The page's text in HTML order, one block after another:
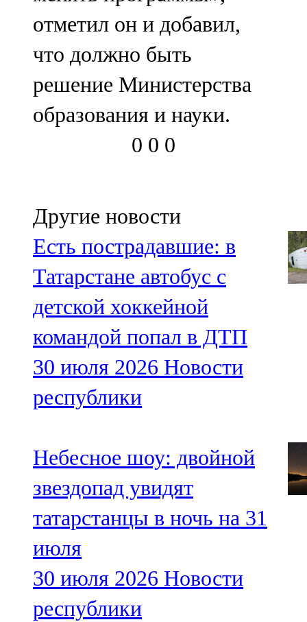
отметил он и добавил,
что должно быть
решение Министерства
образования и науки.
0 0 0
Другие новости
Есть пострадавшие: в
Татарстане автобус с
детской хоккейной
командой попал в ДТП
30 июля 2026 Новости
республики
Небесное шоу: двойной
звездопад увидят
татарстанцы в ночь на 31
июля
30 июля 2026 Новости
республики